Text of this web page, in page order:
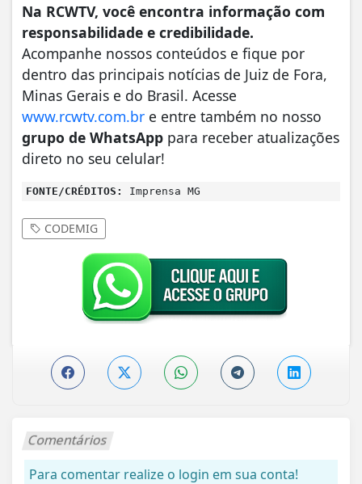
Na RCWTV, você encontra informação com
responsabilidade e credibilidade.
Acompanhe nossos conteúdos e fique por
dentro das principais notícias de Juiz de Fora,
Minas Gerais e do Brasil. Acesse
www.rcwtv.com.br e entre também no nosso
grupo de WhatsApp para receber atualizações
direto no seu celular!
FONTE/CRÉDITOS: Imprensa MG
CODEMIG
Comentários
Para comentar realize o login em sua conta!